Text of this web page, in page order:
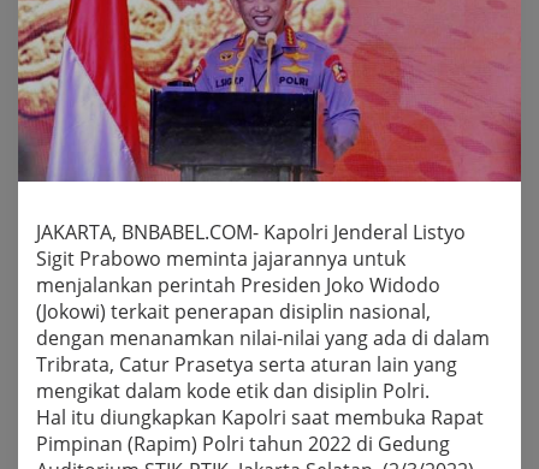
JAKARTA, BNBABEL.COM- Kapolri Jenderal Listyo
Sigit Prabowo meminta jajarannya untuk
menjalankan perintah Presiden Joko Widodo
(Jokowi) terkait penerapan disiplin nasional,
dengan menanamkan nilai-nilai yang ada di dalam
Tribrata, Catur Prasetya serta aturan lain yang
mengikat dalam kode etik dan disiplin Polri.
Hal itu diungkapkan Kapolri saat membuka Rapat
Pimpinan (Rapim) Polri tahun 2022 di Gedung